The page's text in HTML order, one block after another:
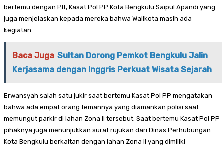
bertemu dengan Plt, Kasat Pol PP Kota Bengkulu Saipul Apandi yang
juga menjelaskan kepada mereka bahwa Walikota masih ada
kegiatan.
Baca Juga Sultan Dorong Pemkot Bengkulu Jalin
Kerjasama dengan Inggris Perkuat Wisata Sejarah
Erwansyah salah satu jukir saat bertemu Kasat Pol PP mengatakan
bahwa ada empat orang temannya yang diamankan polisi saat
memungut parkir di lahan Zona II tersebut. Saat bertemu Kasat Pol PP
pihaknya juga menunjukkan surat rujukan dari Dinas Perhubungan
Kota Bengkulu berkaitan dengan lahan Zona II yang dimiliki